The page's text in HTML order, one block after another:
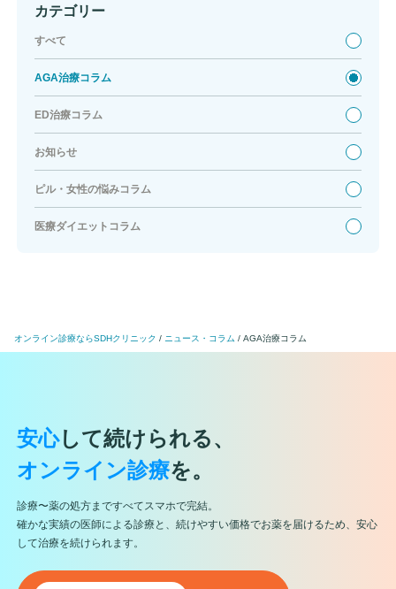
カテゴリー
すべて
AGA治療コラム
ED治療コラム
お知らせ
ピル・女性の悩みコラム
医療ダイエットコラム
オンライン診療ならSDHクリニック ニュース・コラム AGA治療コラム
安心して続けられる、
オンライン診療を。
診療〜薬の処方まですべてスマホで完結。
確かな実績の医師による診療と、続けやすい価格でお薬を届けるため、安心
して治療を続けられます。